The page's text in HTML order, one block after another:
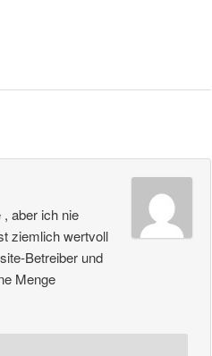
aber ich nie
ziemlich wertvoll
Betreiber und
Menge